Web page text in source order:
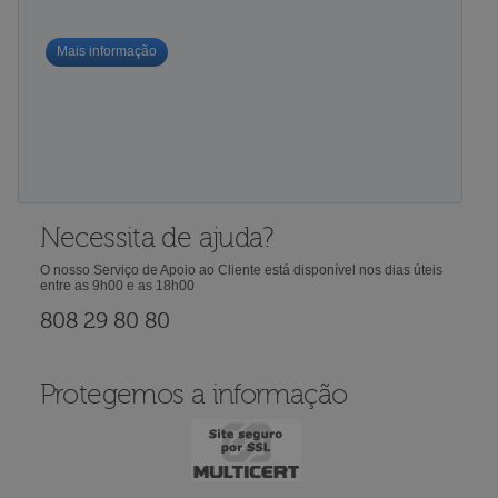
Mais informação
Necessita de ajuda?
O nosso Serviço de Apoio ao Cliente está disponível nos dias úteis
entre as 9h00 e as 18h00
808 29 80 80
Protegemos a informação